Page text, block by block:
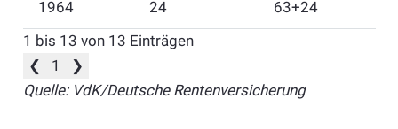
1964 24
63+24
1 bis 13 von 13 Einträgen
❮
1
❯
Quelle: VdK/Deutsche Rentenversicherung